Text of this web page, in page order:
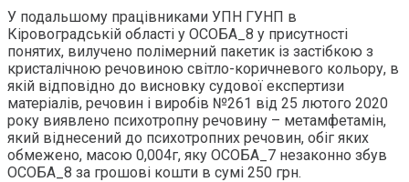
У подальшому працівниками УПН ГУНП в
Кіровоградській області у ОСОБА_8 у присутності
понятих, вилучено полімерний пакетик із застібкою з
кристалічною речовиною світло-коричневого кольору, в
якій відповідно до висновку судової експертизи
матеріалів, речовин і виробів №261 від 25 лютого 2020
року виявлено психотропну речовину – метамфетамін,
який віднесений до психотропних речовин, обіг яких
обмежено, масою 0,004г, яку ОСОБА_7 незаконно збув
ОСОБА_8 за грошові кошти в сумі 250 грн.